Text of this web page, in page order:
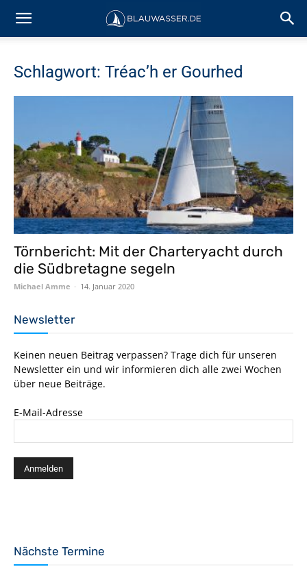
Schlagwort: Tréac’h er Gourhed
Törnbericht: Mit der Charteryacht durch
die Südbretagne segeln
Michael Amme - 14. Januar 2020
Newsletter
Keinen neuen Beitrag verpassen? Trage dich für unseren
Newsletter ein und wir informieren dich alle zwei Wochen
über neue Beiträge.
E-Mail-Adresse
Nächste Termine